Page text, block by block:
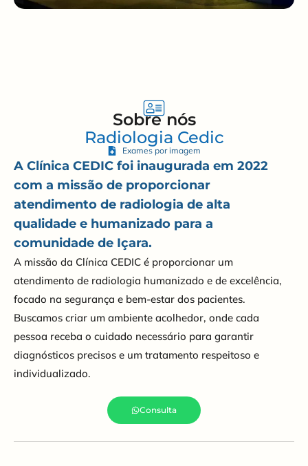
Sobre nós
Radiologia Cedic
Exames por imagem
A Clínica CEDIC foi inaugurada em 2022
com a missão de proporcionar
atendimento de radiologia de alta
qualidade e humanizado para a
comunidade de Içara.
A missão da Clínica CEDIC é proporcionar um
atendimento de radiologia humanizado e de excelência,
focado na segurança e bem-estar dos pacientes.
Buscamos criar um ambiente acolhedor, onde cada
pessoa receba o cuidado necessário para garantir
diagnósticos precisos e um tratamento respeitoso e
individualizado.
Consulta